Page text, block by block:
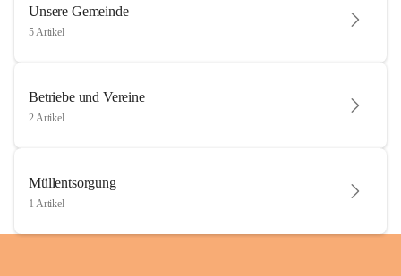
Unsere Gemeinde
5 Artikel
Betriebe und Vereine
2 Artikel
Müllentsorgung
1 Artikel